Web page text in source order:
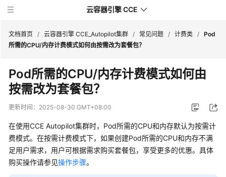
云容器引擎 CCE
最
新
态
服
务
文档首页 / 云容器引擎 CCE_Autopilot集群 / 常见问题 / 计费类 / Pod
所需的CPU/内存计费模式如何由按需改为套餐包？
Pod所需的CPU/内存计费模式如何由
按需改为套餐包？
更新时间： 2025-08-30 GMT+08:00
在使用CCE Autopilot集群时，Pod所需的CPU和内存默认为按需计
费模式。在按需计费模式下，如果创建Pod所需的CPU和内存不满
足用户需求，用户可根据需求购买套餐包，享受更多的优惠。具体
购买操作请参见操作步骤。